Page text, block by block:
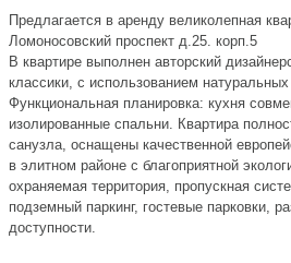
Предлагается в аренду великолепная
Ломоносовский проспект д.25. корп.5
В квартире выполнен авторский
классики, с использованием
Функциональная планировка: кухня
изолированные спальни. Квартира
санузла, оснащены качественной
в элитном районе с благоприятной
охраняемая территория, пропускная
подземный паркинг, гостевые парковки,
доступности.